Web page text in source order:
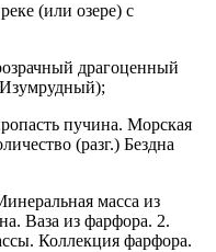
(или озере) с
драгоценный
Изумрудный);
пучина. Морская
(разг.) Бездна
масса из
Ваза из фарфора. 2.
Коллекция фарфора.